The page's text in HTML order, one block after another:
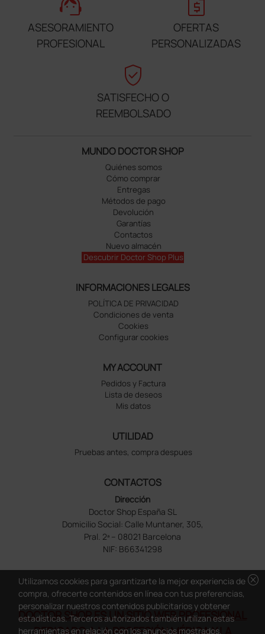
ASESORAMIENTO
PROFESIONAL
OFERTAS
PERSONALIZADAS
verified_user
SATISFECHO O
REEMBOLSADO
MUNDO DOCTOR SHOP
Quiénes somos
Cómo comprar
Entregas
Métodos de pago
Devolución
Garantías
Contactos
Nuevo almacén
Descubrir Doctor Shop Plus
INFORMACIONES LEGALES
POLÍTICA DE PRIVACIDAD
Condiciones de venta
Cookies
Configurar cookies
MY ACCOUNT
Pedidos y Factura
Lista de deseos
Mis datos
UTILIDAD
Pruebas antes, compra despues
CONTACTOS
Dirección
Doctor Shop España SL
Domicilio Social: Calle Muntaner, 305,
Pral. 2ª – 08021 Barcelona
NIF: B66341298
DOCTOR SHOP ES UN SITIO WEB PROFESIONAL
DEDICADO A LA PROFESIÓN MÉDICA Y LA
cancel
Utilizamos cookies para garantizarte la mejor experiencia de
compra, ofrecerte contenidos en línea con tus preferencias,
personalizar nuestros contenidos publicitarios y obtener
estadísticas. Terceros autorizados también utilizan estas
herramientas en relación con los anuncios mostrados.